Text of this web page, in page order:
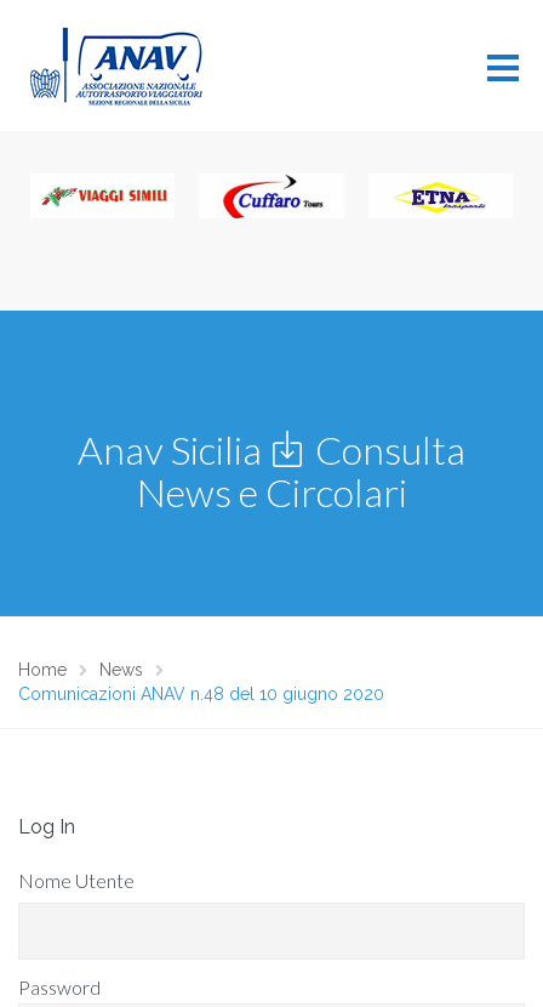
Anav Sicilia
Consulta
News e Circolari
Home
News
Comunicazioni ANAV n.48 del 10 giugno 2020
Log In
Nome Utente
Password